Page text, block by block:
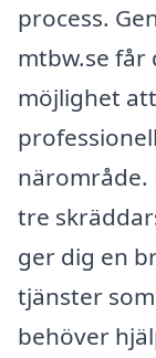
process.
mtbw.se får
möjlighet
närområde.
tre
ger dig en
tjänster
behöver